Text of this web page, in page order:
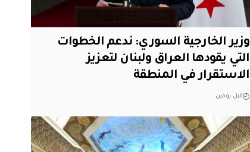
وزير الخارجية السوري: ندعم الخطوات
التي يقودها العراق ولبنان لتعزيز
الاستقرار في المنطقة
قبل يومين